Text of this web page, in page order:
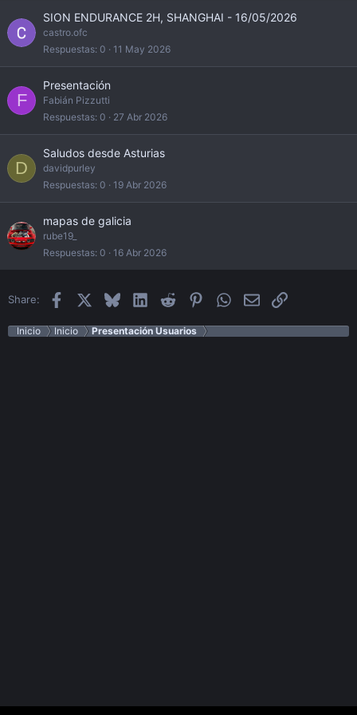
SION ENDURANCE 2H, SHANGHAI - 16/05/2026
castro.ofc
Respuestas 0 11 May 2026
F
Presentación
Fabián Pizzutti
Respuestas 0 27 Abr 2026
D
Saludos desde Asturias
davidpurley
Respuestas 0 19 Abr 2026
mapas de galicia
rube19_
Respuestas 0 16 Abr 2026
Share: Facebook BlueskyLinkedInReddit PinterestWhatsApp
EmailEnlace
Inicio Inicio Presentación Usuarios